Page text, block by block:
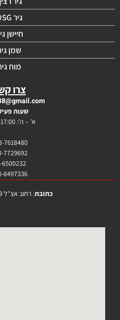
גיר DSG
חיישן
שמן
מוח
צרו
שעות
א' – ה': 07:00-17:00
7618480
7729692
6500232
8497336
כתובת: רחוב אצ"ל 49 ראשון לציון